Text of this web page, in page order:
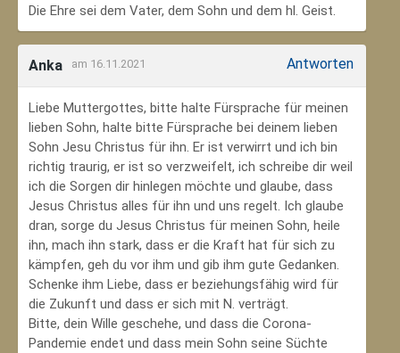
Die Ehre sei dem Vater, dem Sohn und dem hl. Geist.
Anka am 16.11.2021 Antworten
Liebe Muttergottes, bitte halte Fürsprache für meinen
lieben Sohn, halte bitte Fürsprache bei deinem lieben
Sohn Jesu Christus für ihn. Er ist verwirrt und ich bin
richtig traurig, er ist so verzweifelt, ich schreibe dir weil
ich die Sorgen dir hinlegen möchte und glaube, dass
Jesus Christus alles für ihn und uns regelt. Ich glaube
dran, sorge du Jesus Christus für meinen Sohn‚ heile
ihn, mach ihn stark, dass er die Kraft hat für sich zu
kämpfen, geh du vor ihm und gib ihm gute Gedanken.
Schenke ihm Liebe, dass er beziehungsfähig wird für
die Zukunft und dass er sich mit N. verträgt.
Bitte, dein Wille geschehe, und dass die Corona-
Pandemie endet und dass mein Sohn seine Süchte